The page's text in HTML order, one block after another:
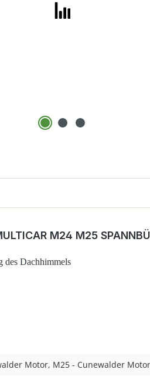
M24 M25
des Dachhimmels
Motor, M25 - Cunewalder Motor